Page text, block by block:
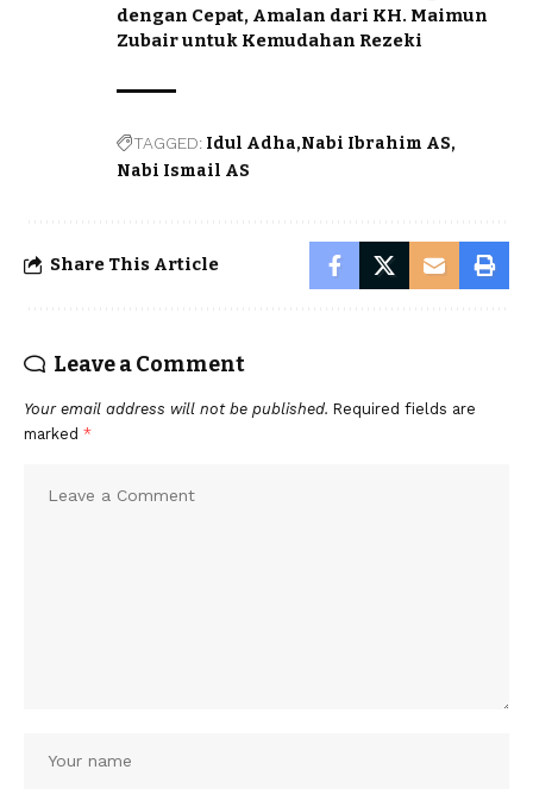
dengan Cepat, Amalan dari KH. Maimun
Zubair untuk Kemudahan Rezeki
TAGGED: Idul Adha Nabi Ibrahim AS
Nabi Ismail AS
Share This Article
Leave a Comment
Your email address will not be published. Required fields are
marked *